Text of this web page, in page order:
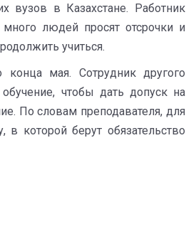
вузов в Казахстане. Работник
людей просят отсрочки и
учиться.
мая. Сотрудник другого
чтобы дать допуск на
По словам преподавателя, для
которой берут обязательство